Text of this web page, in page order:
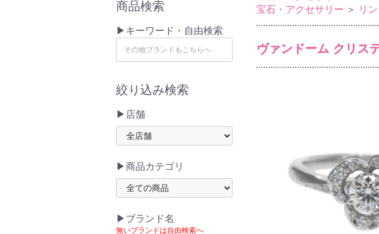
商品検索
▶キーワード・自由検索
絞り込み検索
▶店舗
▶商品カテゴリ
▶ブランド名
無いブランドは自由検索へ
宝石・アクセサリー ＞ リ
ヴァンドーム クリス